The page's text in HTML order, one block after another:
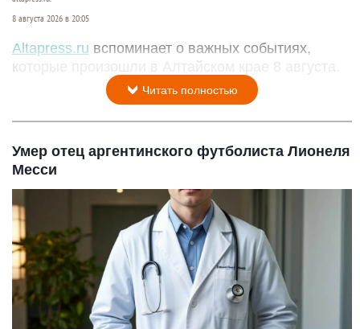
8 августа 2026 в 20:05
Altapress.ru вспоминает о важных событиях,
которые произошли в Алтайском крае 8 августа.
Читать полностью
Умер отец аргентинского футболиста Лионеля
Месси